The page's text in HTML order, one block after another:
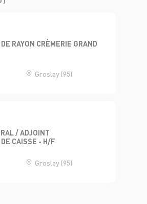
RAYON CRÈMERIE GRAND
Groslay (95)
/ ADJOINT
CAISSE - H/F
Groslay (95)